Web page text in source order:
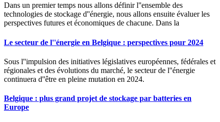
Dans un premier temps nous allons définir l''ensemble des
technologies de stockage d''énergie, nous allons ensuite évaluer les
perspectives futures et économiques de chacune. Dans la
Le secteur de l''énergie en Belgique : perspectives pour 2024
Sous l''impulsion des initiatives législatives européennes, fédérales et
régionales et des évolutions du marché, le secteur de l''énergie
continuera d''être en pleine mutation en 2024.
Belgique : plus grand projet de stockage par batteries en
Europe